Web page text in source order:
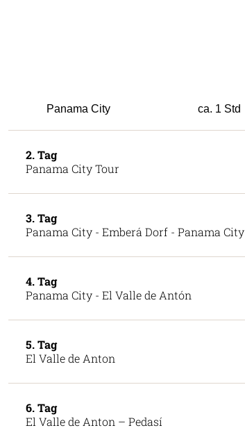
Panama City ca. 1 Std
2. Tag
Panama City Tour
3. Tag
Panama City - Emberá Dorf - Panama City
4. Tag
Panama City - El Valle de Antón
5. Tag
El Valle de Anton
6. Tag
El Valle de Anton – Pedasí